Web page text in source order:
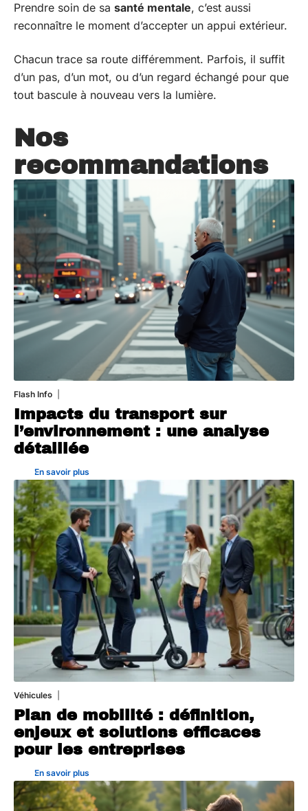
Prendre soin de sa santé mentale, c’est aussi
reconnaître le moment d’accepter un appui extérieur.
Chacun trace sa route différemment. Parfois, il suffit
d’un pas, d’un mot, ou d’un regard échangé pour que
tout bascule à nouveau vers la lumière.
Nos
recommandations
Flash Info
Impacts du transport sur
l’environnement : une analyse
détaillée
En savoir plus
Véhicules
Plan de mobilité : définition,
enjeux et solutions efficaces
pour les entreprises
En savoir plus